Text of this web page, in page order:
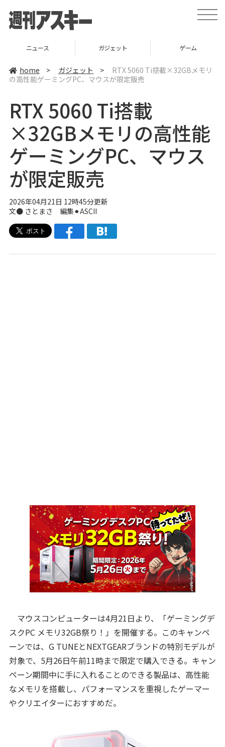
t
o
v
n
ニュース ガジェット ゲーム
home > ガジェット >
RTX 5060 Ti搭載×32GBメモリ
の高性能ゲーミングPC、マウスが限定販売
RTX 5060 Ti搭載
×32GBメモリの高性能
ゲーミングPC、マウス
が限定販売
2026年04月21日 12時45分更新
文● さとまさ 編集⚫︎ASCII
マウスコンピューターは4月21日より、「ゲーミングデ
スクPC メモリ32GB祭り！」を開催する。このキャンペ
ーンでは、G TUNEとNEXTGEARブランドの特別モデルが
対象で、5月26日午前11時まで限定で購入できる。キャン
ペーン期間中に手に入れることのできる製品は、高性能
なメモリを搭載し、パフォーマンスを重視したゲーマー
やクリエイターにおすすめだ。